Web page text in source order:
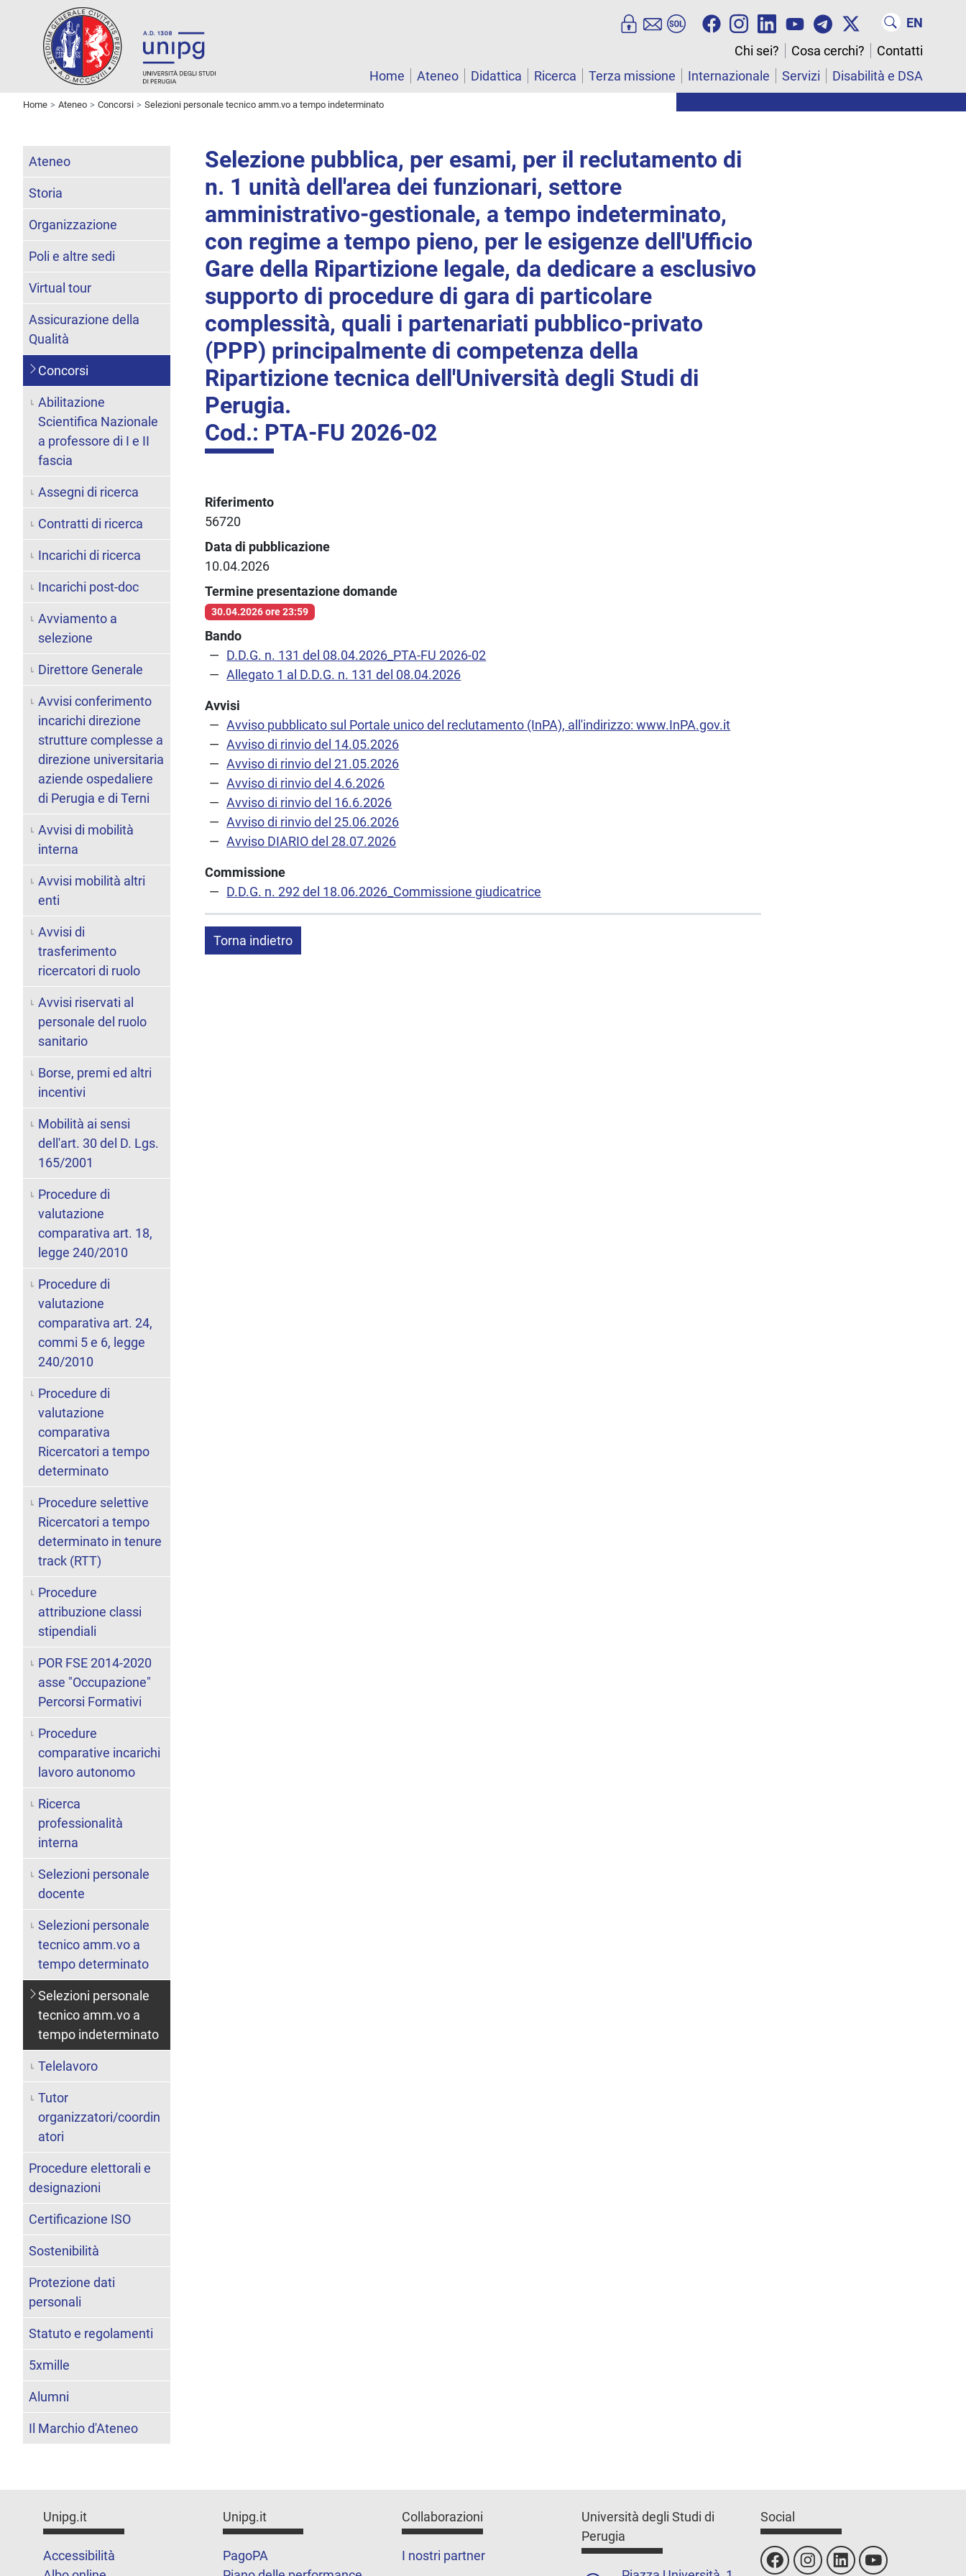
EN
Chi sei?
Cosa cerchi?
Contatti
Home
Ateneo Didattica Ricerca Terza missione Internazionale Servizi Disabilità e DSA
Home Ateneo Concorsi Selezioni personale tecnico amm.vo a tempo indeterminato
Selezione pubblica, per esami, per il reclutamento di
n. 1 unità dell'area dei funzionari, settore
amministrativo-gestionale, a tempo indeterminato,
con regime a tempo pieno, per le esigenze dell'Ufficio
Gare della Ripartizione legale, da dedicare a esclusivo
supporto di procedure di gara di particolare
complessità, quali i partenariati pubblico-privato
(PPP) principalmente di competenza della
Ripartizione tecnica dell'Università degli Studi di
Perugia.
Cod.: PTA-FU 2026-02
Riferimento
56720
Data di pubblicazione
10.04.2026
Termine presentazione domande
30.04.2026 ore 23:59
Bando
D.D.G. n. 131 del 08.04.2026_PTA-FU 2026-02
Allegato 1 al D.D.G. n. 131 del 08.04.2026
Avvisi
Avviso pubblicato sul Portale unico del reclutamento (InPA), all'indirizzo: www.InPA.gov.it
Avviso di rinvio del 14.05.2026
Avviso di rinvio del 21.05.2026
Avviso di rinvio del 4.6.2026
Avviso di rinvio del 16.6.2026
Avviso di rinvio del 25.06.2026
Avviso DIARIO del 28.07.2026
Commissione
D.D.G. n. 292 del 18.06.2026_Commissione giudicatrice
Torna indietro
Ateneo
Storia
Organizzazione
Poli e altre sedi
Virtual tour
Assicurazione della
Qualità
Concorsi
Abilitazione
Scientifica Nazionale
a professore di I e II
fascia
Assegni di ricerca
Contratti di ricerca
Incarichi di ricerca
Incarichi post-doc
Avviamento a
selezione
Direttore Generale
Avvisi conferimento
incarichi direzione
strutture complesse a
direzione universitaria
aziende ospedaliere
di Perugia e di Terni
Avvisi di mobilità
interna
Avvisi mobilità altri
enti
Avvisi di
trasferimento
ricercatori di ruolo
Avvisi riservati al
personale del ruolo
sanitario
Borse, premi ed altri
incentivi
Mobilità ai sensi
dell'art. 30 del D. Lgs.
165/2001
Procedure di
valutazione
comparativa art. 18,
legge 240/2010
Procedure di
valutazione
comparativa art. 24,
commi 5 e 6, legge
240/2010
Procedure di
valutazione
comparativa
Ricercatori a tempo
determinato
Procedure selettive
Ricercatori a tempo
determinato in tenure
track (RTT)
Procedure
attribuzione classi
stipendiali
POR FSE 2014-2020
asse "Occupazione"
Percorsi Formativi
Procedure
comparative incarichi
lavoro autonomo
Ricerca
professionalità
interna
Selezioni personale
docente
Selezioni personale
tecnico amm.vo a
tempo determinato
Selezioni personale
tecnico amm.vo a
tempo indeterminato
Telelavoro
Tutor
organizzatori/coordin
atori
Procedure elettorali e
designazioni
Certificazione ISO
Sostenibilità
Protezione dati
personali
Statuto e regolamenti
5xmille
Alumni
Il Marchio d'Ateneo
Unipg.it
Accessibilità
Unipg.it
PagoPA
Collaborazioni
I nostri partner
Università degli Studi di
Perugia
Social